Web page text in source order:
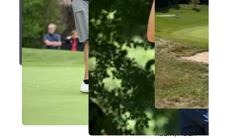
KLEIN, ABER